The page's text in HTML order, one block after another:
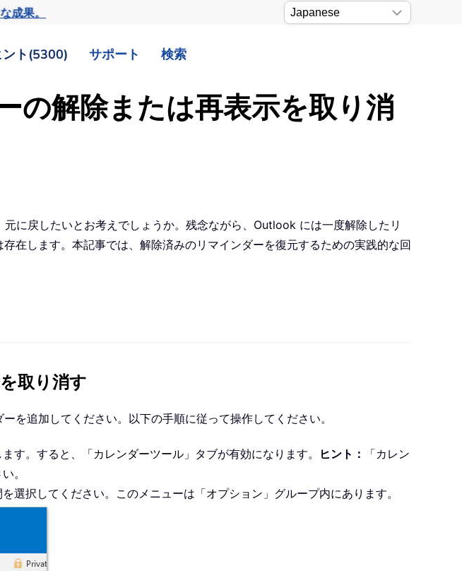
成果。
ント(5300) サポート 検索
の解除または再表示を取り消
に戻したいとお考えでしょうか。残念ながら、Outlook には一度解除したリ
在します。本記事では、解除済みのリマインダーを復元するための実践的な回
取り消す
を追加してください。以下の手順に従って操作してください。
す。すると、「カレンダーツール 」タブが有効になります。 ヒント： 「カレン
。
選択してください。このメニューは「オプション 」グループ内にあります。